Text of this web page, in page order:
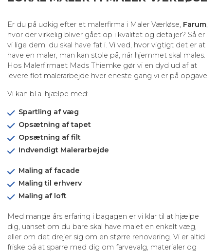
Er du på udkig efter et malerfirma i Maler Værløse, Farum,
hvor der virkelig bliver gået op i kvalitet og detaljer? Så er
vi lige dem, du skal have fat i. Vi ved, hvor vigtigt det er at
have en maler, man kan stole på, når hjemmet skal males.
Hos Malerfirmaet Mads Thiemke gør vi en dyd ud af at
levere flot malerarbejde hver eneste gang vi er på opgave.
Vi kan bl.a. hjælpe med:
Spartling af væg
Opsætning af tapet
Opsætning af filt
Indvendigt Malerarbejde
Maling af facade
Maling til erhverv
Maling af loft
Med mange års erfaring i bagagen er vi klar til at hjælpe
dig, uanset om du bare skal have malet en enkelt væg,
eller om det drejer sig om en større renovering. Vi er altid
friske på at sparre med dig om farvevalg, materialer og